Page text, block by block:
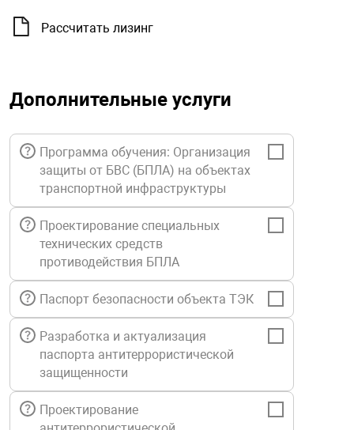
Термошкафы
оборудование
оборудование
Электронные
Огнетушители
Средства
дыхания
Стволы
Системы
Термошкафы
Рассчитать лизинг
Дополнительные услуги
Программа обучения: Организация
защиты от БВС (БПЛА) на объектах
транспортной инфраструктуры
Проектирование специальных
технических средств
противодействия БПЛА
Паспорт безопасности объекта ТЭК
Разработка и актуализация
паспорта антитеррористической
защищенности
Проектирование